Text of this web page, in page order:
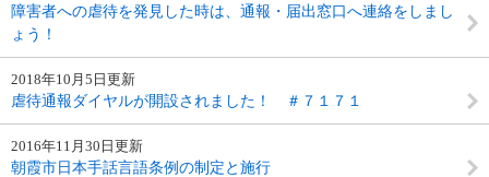
障害者への虐待を発見した時は、通報・届出窓口へ連絡をしまし
ょう！
2018年10月5日更新
虐待通報ダイヤルが開設されました！ ＃７１７１
2016年11月30日更新
朝霞市日本手話言語条例の制定と施行